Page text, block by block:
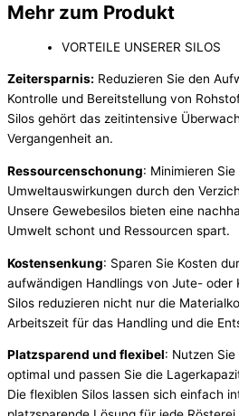
Mehr zum Produkt
VORTEILE UNSERER SILOS
Zeitersparnis: Reduzieren Sie den
Kontrolle und Bereitstellung von
Silos gehört das zeitintensive
Vergangenheit an.
Ressourcenschonung: Minimieren
Umweltauswirkungen durch den
Unsere Gewebesilos bieten eine
Umwelt schont und Ressourcen spart.
Kostensenkung: Sparen Sie Kosten
aufwändigen Handlings von Jute- oder
Silos reduzieren nicht nur die
Arbeitszeit für das Handling und die
Platzsparend und flexibel: Nutzen
optimal und passen Sie die
Die flexiblen Silos lassen sich einfach